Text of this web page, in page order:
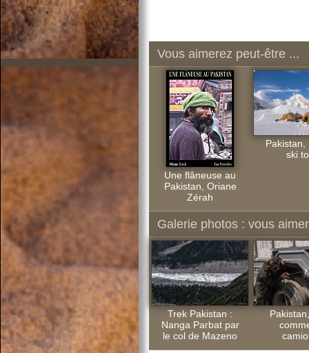
Vous aimerez peut-être ...
Une flâneuse au
Pakistan, Oriane
Zérah
Pakistan,
ski
Galerie photos : vous
Trek Pakistan :
Nanga Parbat par
le col de Mazeno